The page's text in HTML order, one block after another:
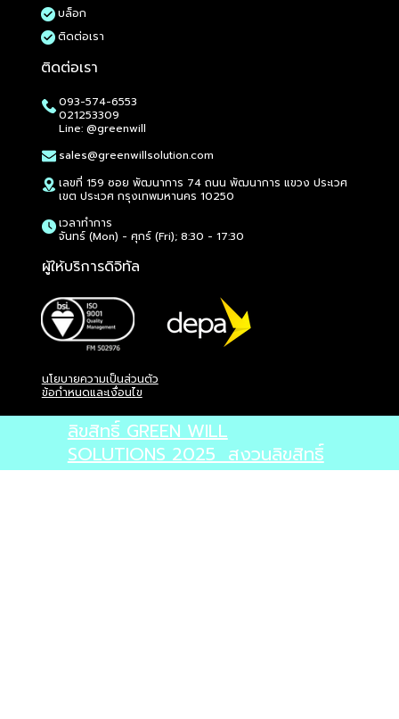
ราคา
฿1,965.00
ราคา
฿7,650.00
ราคา
฿2,510.00
ราคา
฿2,625.00
ราคา
฿3,600.00
ราคา
฿8,590.00
ราคา
฿3,180.00
ราคา
฿3,130.00
ราคา
฿3,250.00
ราคา
฿4,345.00
ราคา
฿4,200.00
ราคา
฿8,495.00
ราคา
฿15,295.00
ราคา
฿25,180.00
ราคา
฿5,720.00
ราคา
฿3,415.00
ราคา
฿4,600.00
ราคา
฿7,600.00
ราคา
฿6,285.00
ราคา
฿5,730.00
ราคา
฿8,460.00
ราคา
฿12,650.00
ราคา
฿27,650.00
ราคา
฿1,945.00
ราคา
฿1,930.00
ราคา
฿2,650.00
ราคา
฿2,355.00
ราคา
฿3,475.00
ราคา
฿3,415.00
บล็อก
ติดต่อเรา
ติดต่อเรา
093-574-6553
021253309
Line: @greenwill
sales@greenwillsolution.com
เลขที่ 159 ซอย พัฒนาการ 74 ถนน พัฒนาการ แขวง ประเวศ
เขต ประเวศ กรุงเทพมหานคร 10250
เวลาทำการ
จันทร์ (Mon) - ศุกร์ (Fri); 8:30 - 17:30
ผู้ให้บริการดิจิทัล
นโยบายความเป็นส่วนตัว
ข้อกำหนดและเงื่อนไข
ลิขสิทธิ์ GREEN WILL
SOLUTIONS 2025 สงวนลิขสิทธิ์